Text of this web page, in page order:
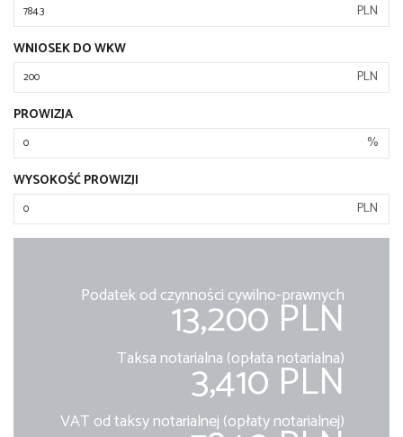
PLN
WNIOSEK DO WKW
PLN
PROWIZJA
%
WYSOKOŚĆ PROWIZJI
PLN
Podatek od czynności cywilno-prawnych
13,200 PLN
Taksa notarialna (opłata notarialna)
3,410 PLN
VAT od taksy notarialnej (opłaty notarialnej)